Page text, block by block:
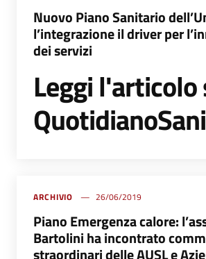
Nuovo Piano Sanitario
l’integrazione il driver per
dei servizi
Leggi l'articolo
ARCHIVIO 26/06/2019
Piano Emergenza calore:
Bartolini ha incontrato
straordinari delle AUSL e